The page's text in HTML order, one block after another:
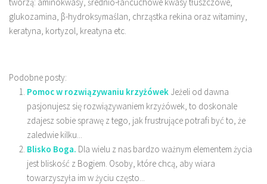
glukozamina, β-hydroksymaślan, chrząstka rekina oraz witaminy,
keratyna, kortyzol, kreatyna etc.
Podobne posty:
Pomoc w rozwiązywaniu krzyżówek Jeżeli od dawna
pasjonujesz się rozwiązywaniem krzyżówek, to doskonale
zdajesz sobie sprawę z tego, jak frustrujące potrafi być to, że
zaledwie kilku...
Blisko Boga. Dla wielu z nas bardzo ważnym elementem życia
jest bliskość z Bogiem. Osoby, które chcą, aby wiara
towarzyszyła im w życiu często...